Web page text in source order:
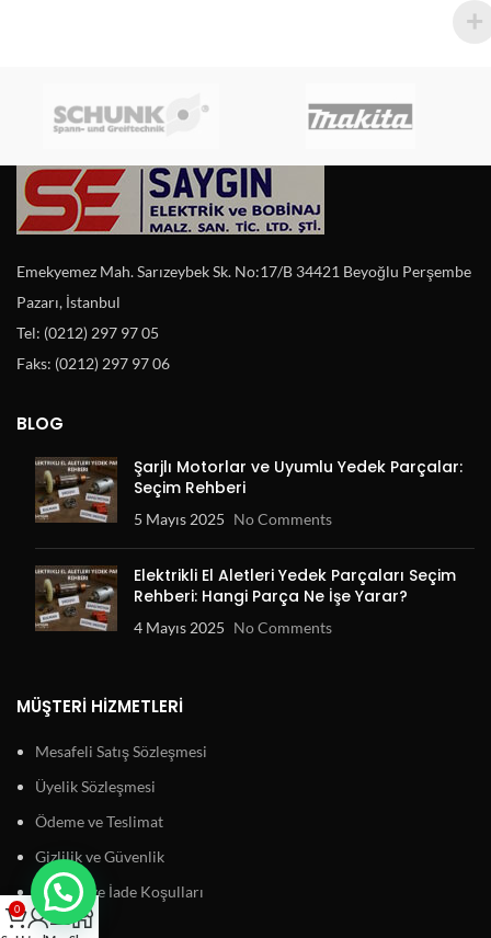
Emekyemez Mah. Sarızeybek Sk. No:17/B 34421 Beyoğlu Perşembe
Pazarı, İstanbul
Tel: (0212) 297 97 05
Faks: (0212) 297 97 06
BLOG
Şarjlı Motorlar ve Uyumlu Yedek Parçalar:
Seçim Rehberi
5 Mayıs 2025 No Comments
Elektrikli El Aletleri Yedek Parçaları Seçim
Rehberi: Hangi Parça Ne İşe Yarar?
4 Mayıs 2025 No Comments
MÜŞTERI HIZMETLERI
Mesafeli Satış Sözleşmesi
Üyelik Sözleşmesi
Ödeme ve Teslimat
Gizlilik ve Güvenlik
Garanti ve İade Koşulları
0